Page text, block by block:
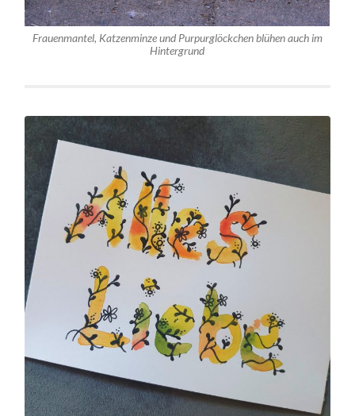
Frauenmantel, Katzenminze und Purpurglöckchen blühen auch im
Hintergrund